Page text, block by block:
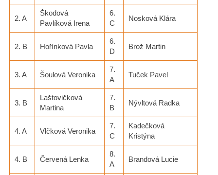
2. A
Škodová
Pavlíková Irena
6.
C
Nosková Klára
2. B Hořínková Pavla
6.
D
Brož Martin
3. A Šoulová Veronika
7.
A
Tuček Pavel
3. B
Laštovičková
Martina
7.
B
Nývltová Radka
4. A Vlčková Veronika
7.
C
Kadečková
Kristýna
4. B Červená Lenka
8.
A
Brandová Lucie